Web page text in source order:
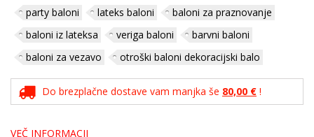
party baloni lateks baloni
baloni za praznovanje
baloni iz lateksa
veriga baloni
barvni baloni
baloni za vezavo
otroški baloni dekoracijski balo
Do brezplačne dostave vam manjka še 80,00 € !
VEČ INFORMACIJ